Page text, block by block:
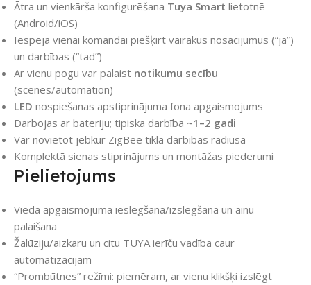
Ātra un vienkārša konfigurēšana Tuya Smart lietotnē
(Android/iOS)
Iespēja vienai komandai piešķirt vairākus nosacījumus (“ja”)
un darbības (“tad”)
Ar vienu pogu var palaist notikumu secību
(scenes/automation)
LED nospiešanas apstiprinājuma fona apgaismojums
Darbojas ar bateriju; tipiska darbība ~1–2 gadi
Var novietot jebkur ZigBee tīkla darbības rādiusā
Komplektā sienas stiprinājums un montāžas piederumi
Pielietojums
Viedā apgaismojuma ieslēgšana/izslēgšana un ainu
palaišana
Žalūziju/aizkaru un citu TUYA ierīču vadība caur
automatizācijām
“Prombūtnes” režīmi: piemēram, ar vienu klikšķi izslēgt